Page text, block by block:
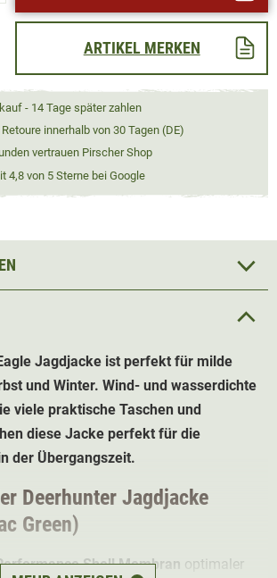
ARTIKEL MERKEN
- 14 Tage später zahlen
innerhalb von 30 Tagen (DE)
vertrauen Pirscher Shop
4,8 von 5 Sterne bei Google
Jagdjacke ist perfekt für milde
und Winter. Wind- und wasserdichte
viele praktische Taschen und
diese Jacke perfekt für die
der Übergangszeit.
Deerhunter Jagdjacke
Green)
Shell Membran optimaler